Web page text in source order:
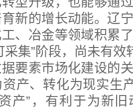
新的增长动能。辽
、冶金等领域积累
采集”阶段，尚未有效
要素市场化建设的
产、转化为现实生
产”，有利于为新